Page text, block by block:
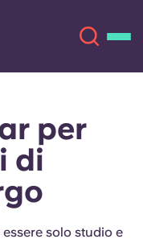
per
di
solo studio e